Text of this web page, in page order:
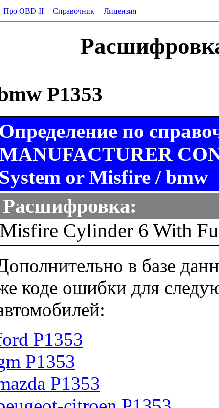
Про OBD-II Справочник Лицензия
P1353
по
or Misfire / bmw
Расшифровка:
Misfire Cylinder 6 With
в базе
коде ошибки для
P1353
P1353
P1353